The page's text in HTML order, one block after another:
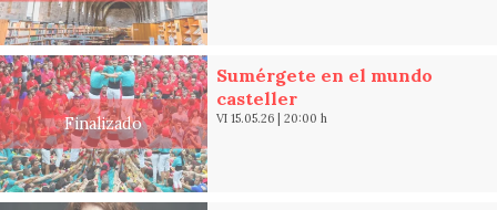
Finalizado
Sumérgete en el mundo
casteller
VI 15.05.26| 20:00 h